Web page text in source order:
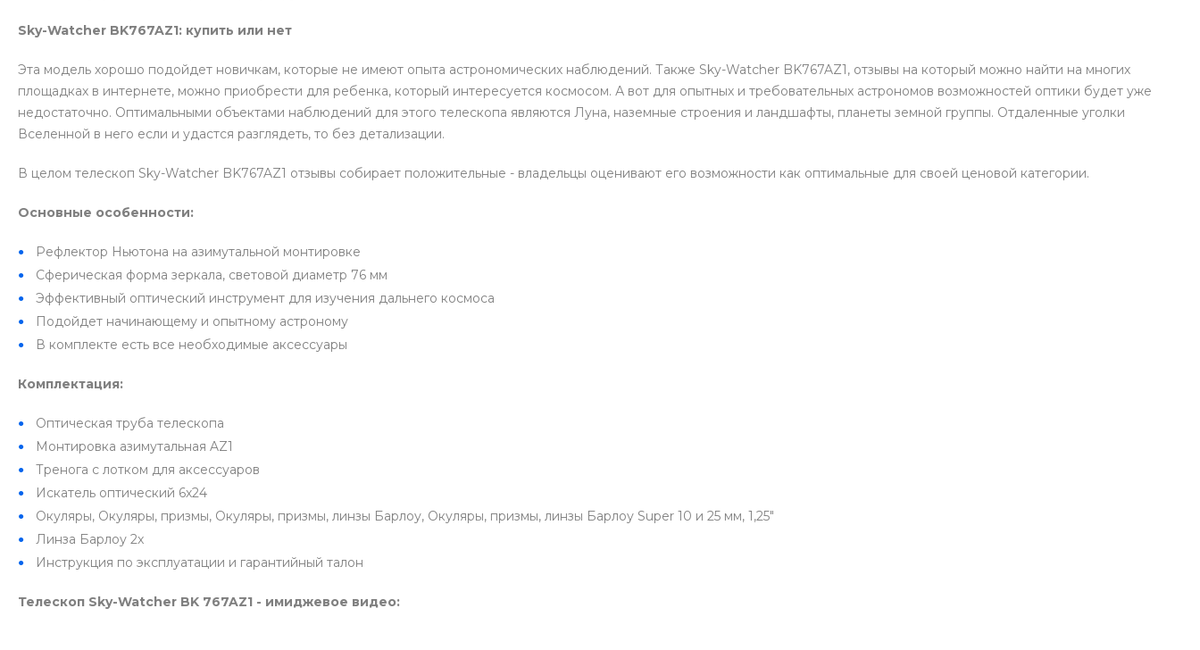
Sky-Watcher BK767AZ1: купить или нет
Эта модель хорошо подойдет новичкам, которые не имеют опыта астрономических наблюдений. Также Sky-Watcher BK767AZ1, отзывы на который можно найти на многих
площадках в интернете, можно приобрести для ребенка, который интересуется космосом. А вот для опытных и требовательных астрономов возможностей оптики будет уже
недостаточно. Оптимальными объектами наблюдений для этого телескопа являются Луна, наземные строения и ландшафты, планеты земной группы. Отдаленные уголки
Вселенной в него если и удастся разглядеть, то без детализации.
В целом телескоп Sky-Watcher BK767AZ1 отзывы собирает положительные - владельцы оценивают его возможности как оптимальные для своей ценовой категории.
Основные особенности:
Рефлектор Ньютона на азимутальной монтировке
Сферическая форма зеркала, световой диаметр 76 мм
Эффективный оптический инструмент для изучения дальнего космоса
Подойдет начинающему и опытному астроному
В комплекте есть все необходимые аксессуары
Комплектация:
Оптическая труба телескопа
Монтировка азимутальная AZ1
Тренога с лотком для аксессуаров
Искатель оптический 6х24
Окуляры, Окуляры, призмы, Окуляры, призмы, линзы Барлоу, Окуляры, призмы, линзы Барлоу Super 10 и 25 мм, 1,25"
Линза Барлоу 2x
Инструкция по эксплуатации и гарантийный талон
Телескоп Sky-Watcher BK 767AZ1 - имиджевое видео: